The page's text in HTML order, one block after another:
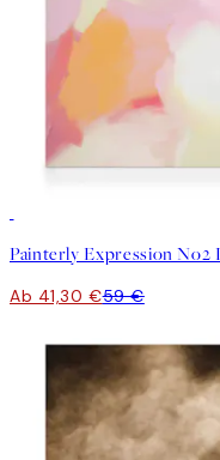
Ab 41,30 €59 €